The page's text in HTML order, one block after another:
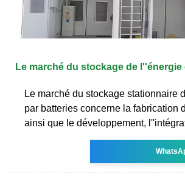
Le marché du stockage de l''énergie
Le marché du stockage stationnaire
par batteries concerne la fabrication
ainsi que le développement,